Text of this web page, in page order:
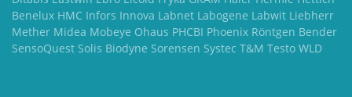
Benelux HMC Infors Innova Labnet Labogene Labwit Liebherr
Mether Midea Mobeye Ohaus PHCBI Phoenix Röntgen Bender
SensoQuest Solis Biodyne Sorensen Systec T&M Testo WLD